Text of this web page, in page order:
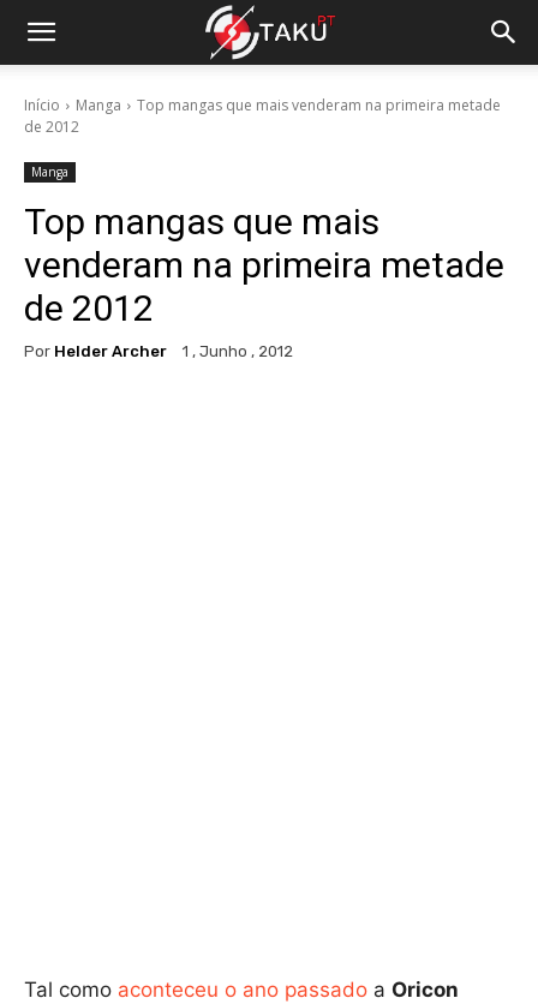
Início Manga
Top mangas que mais venderam na primeira metade
de 2012
Manga
Top mangas que mais
venderam na primeira metade
de 2012
Por Helder Archer 1 , Junho , 2012
Tal como aconteceu o ano passado a Oricon